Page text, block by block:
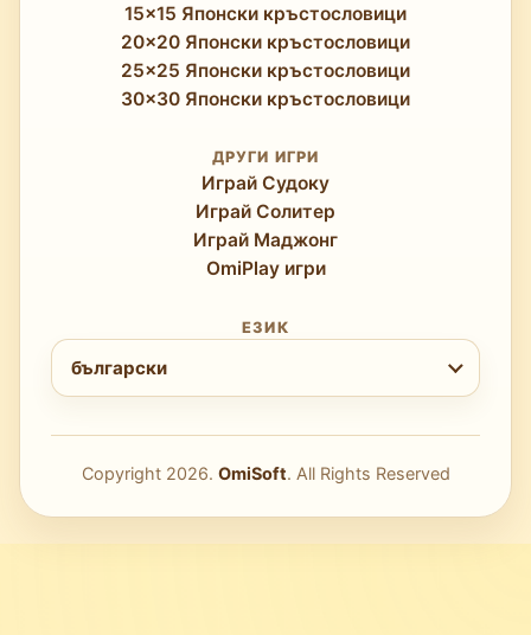
15x15 Японски кръстословици
20x20 Японски кръстословици
25x25 Японски кръстословици
30x30 Японски кръстословици
ДРУГИ ИГРИ
Играй Судоку
Играй Солитер
Играй Маджонг
OmiPlay игри
ЕЗИК
Изберете език
български
Copyright 2026. OmiSoft. All Rights Reserved